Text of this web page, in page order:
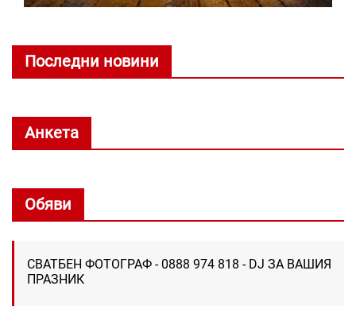
Последни новини
Анкета
Обяви
СВАТБЕН ФОТОГРАФ - 0888 974 818 - DJ ЗА ВАШИЯ
ПРАЗНИК